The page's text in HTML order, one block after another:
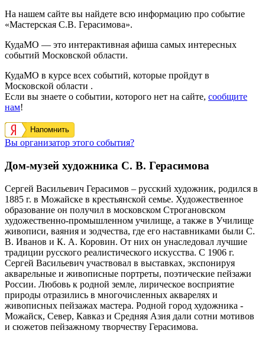
На нашем сайте вы найдете всю информацию про событие
«Мастерская С.В. Герасимова».
КудаМО — это интерактивная афиша самых интересных
событий Московской области.
КудаМО в курсе всех событий, которые пройдут в
Московской области .
Если вы знаете о событии, которого нет на сайте, сообщите
нам!
Напомнить
Вы организатор этого события?
Дом-музей художника С. В. Герасимова
Сергей Васильевич Герасимов – русский художник, родился в
1885 г. в Можайске в крестьянской семье. Художественное
образование он получил в московском Строгановском
художественно-промышленном училище, а также в Училище
живописи, ваяния и зодчества, где его наставниками были С.
В. Иванов и К. А. Коровин. От них он унаследовал лучшие
традиции русского реалистического искусства. С 1906 г.
Сергей Васильевич участвовал в выставках, экспонируя
акварельные и живописные портреты, поэтические пейзажи
России. Любовь к родной земле, лирическое восприятие
природы отразились в многочисленных акварелях и
живописных пейзажах мастера. Родной город художника ­
Можайск, Север, Кавказ и Средняя Азия дали сотни мотивов
и сюжетов пейзажному творчеству Герасимова.